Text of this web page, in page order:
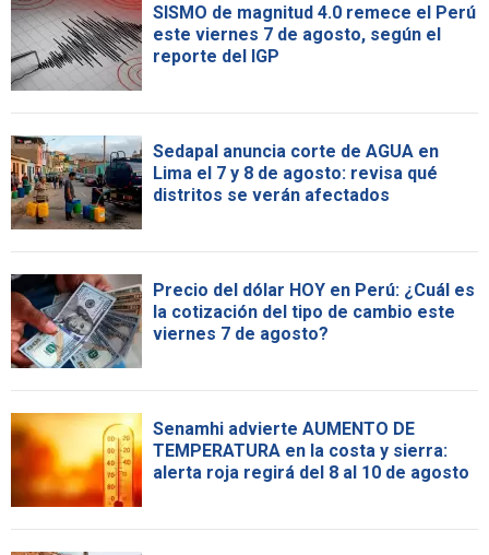
SISMO de magnitud 4.0 remece el Perú
este viernes 7 de agosto, según el
reporte del IGP
Sedapal anuncia corte de AGUA en
Lima el 7 y 8 de agosto: revisa qué
distritos se verán afectados
Precio del dólar HOY en Perú: ¿Cuál es
la cotización del tipo de cambio este
viernes 7 de agosto?
Senamhi advierte AUMENTO DE
TEMPERATURA en la costa y sierra:
alerta roja regirá del 8 al 10 de agosto